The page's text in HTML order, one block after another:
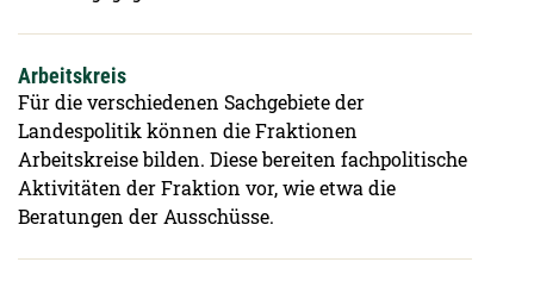
Arbeitskreis
Für die verschiedenen Sachgebiete der
Landespolitik können die Fraktionen
Arbeitskreise bilden. Diese bereiten fachpolitische
Aktivitäten der Fraktion vor, wie etwa die
Beratungen der Ausschüsse.